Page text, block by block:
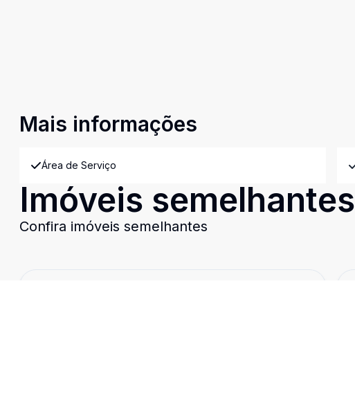
Mais informações
Área de Serviço
Imóveis semelhantes
Confira imóveis semelhantes